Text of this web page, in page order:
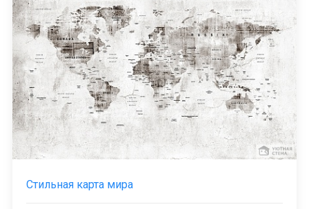
Стильная карта мира